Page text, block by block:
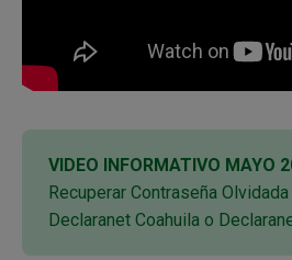
VIDEO INFORMATIVO MAYO
Recuperar Contraseña
Declaranet Coahuila o